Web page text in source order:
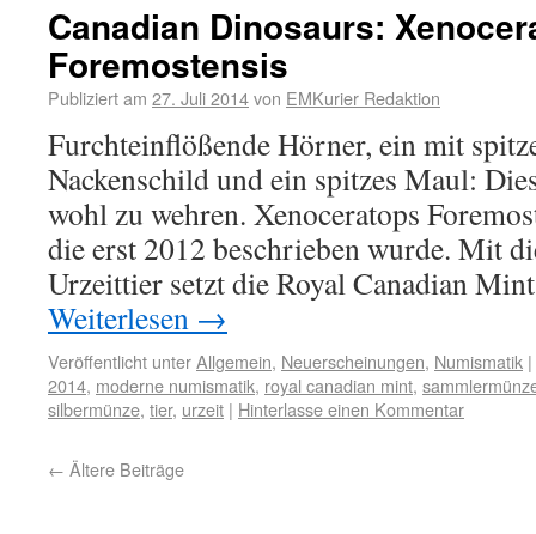
Canadian Dinosaurs:
Foremostensis
Publiziert am 27. Juli 2014von EMKurier Redaktion
Furchteinflößende Hörner, ein mit
Nackenschild und ein spitzes Maul:
wohl zu wehren. Xenoceratops
die erst 2012 beschrieben wurde. Mit
Urzeittier setzt die Royal Canadian
Weiterlesen →
Veröffentlicht unterAllgemein, Neuerscheinungen, Numismatik |
2014, moderne numismatik, royal canadian mint,
silbermünze, tier, urzeit | Hinterlasse einen Kommentar
← Ältere Beiträge